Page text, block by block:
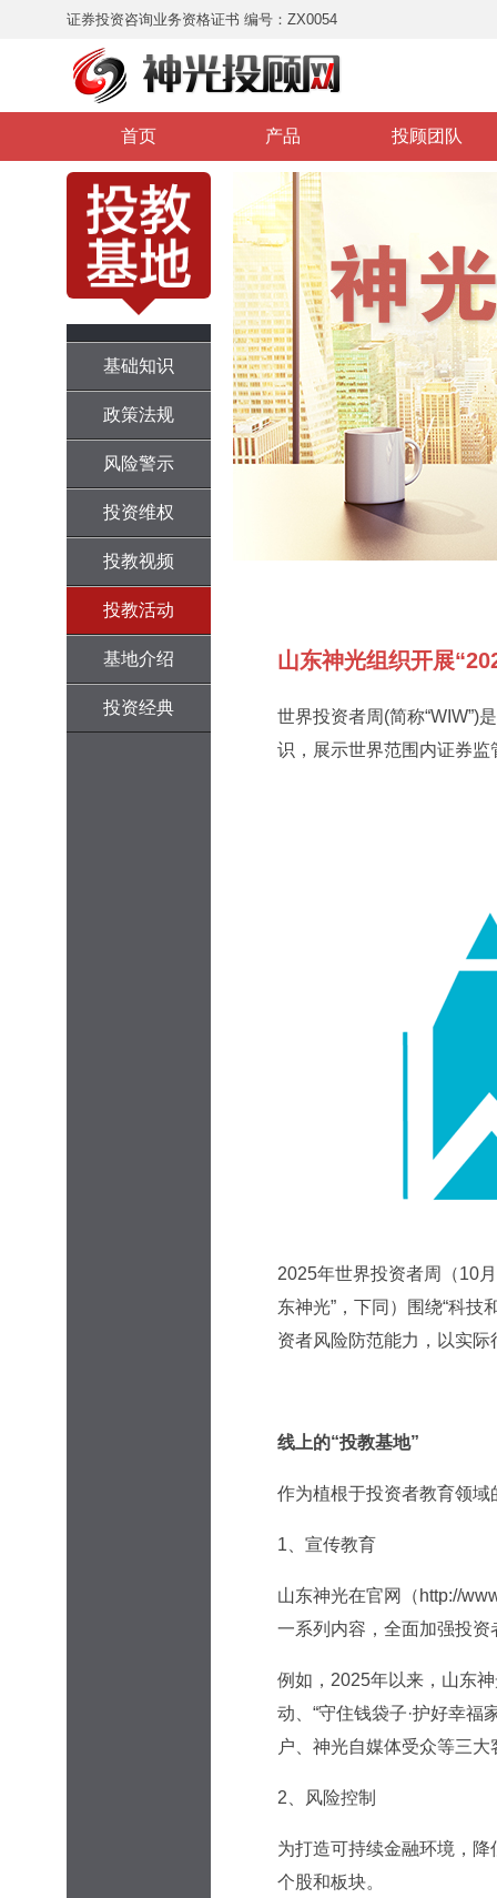
证券投资咨询业务资格证书 编号：ZX0054
首页 产品 投顾团队
基础知识
政策法规
风险警示
投资维权
投教视频
投教活动
基地介绍
投资经典
山东神光组织开展
世界投资者周(简称“WIW”)
识，展示世界范围内证券
2025年世界投资者周（10
东神光”，下同）围绕“科技
资者风险防范能力，以实
线上的“投教基地”
作为植根于投资者教育领
1、宣传教育
山东神光在官网（http://
一系列内容，全面加强投
例如，2025年以来，山东神
动、“守住钱袋子·护好幸福
户、神光自媒体受众等三大
2、风险控制
为打造可持续金融环境，
个股和板块。